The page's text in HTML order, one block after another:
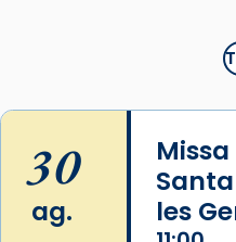
Imatge:
(OpenAI)
Video
View on Facebook ·
30
ag.
les